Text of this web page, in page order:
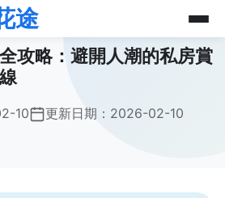
途
攻略：避開人潮的私房賞
10 更新日期： 2026-02-10